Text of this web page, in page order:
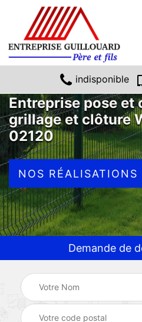
indisponible
Entreprise pose et
grillage et clôture
02120
NOS RÉALISATIONS
Demande de